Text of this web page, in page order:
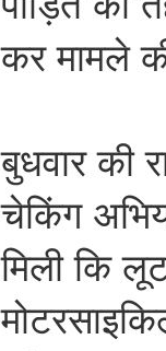
कर मामले
बुधवार की
चेकिंग
मिली कि